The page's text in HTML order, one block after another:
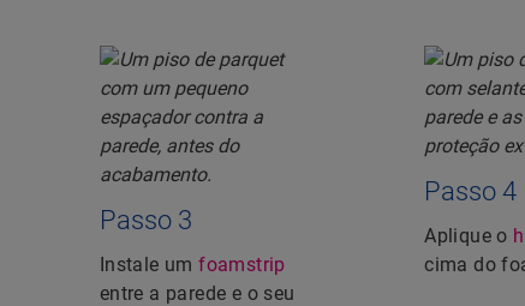
Passo 3
Instale umfoamstrip
entre a parede e o seu
Passo 4
Aplique o
cima do